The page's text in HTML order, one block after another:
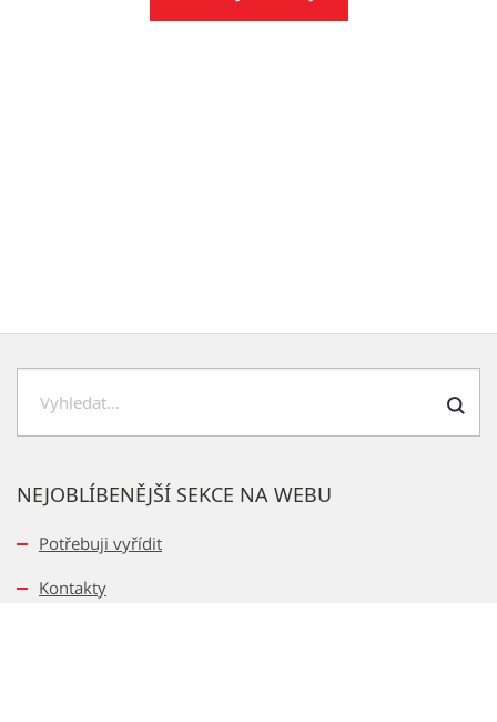
NEJOBLÍBENĚJŠÍ SEKCE NA WEBU
Potřebuji vyřídit
Kontakty